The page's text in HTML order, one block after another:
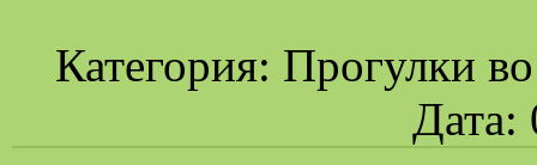
Категория: Прогулки
Дата: